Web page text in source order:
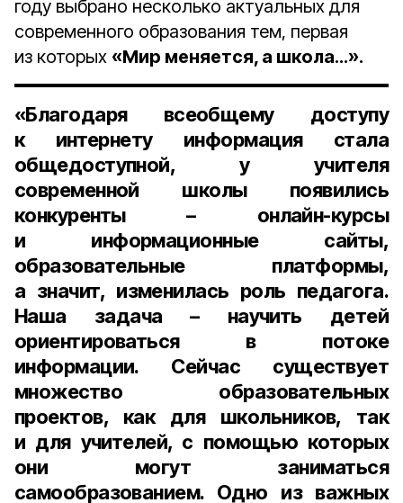
году выбрано несколько актуальных для
современного образования тем, первая
из которых «Мир меняется, а школа…».
«Благодаря всеобщему доступу
к интернету информация стала
общедоступной, у учителя
современной школы появились
конкуренты – онлайн-курсы
и информационные сайты,
образовательные платформы,
а значит, изменилась роль педагога.
Наша задача – научить детей
ориентироваться в потоке
информации. Сейчас существует
множество образовательных
проектов, как для школьников, так
и для учителей, с помощью которых
они могут заниматься
самообразованием. Одно из важных